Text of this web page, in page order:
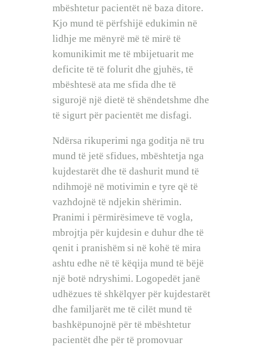
mbështetur pacientët në baza ditore.
Kjo mund të përfshijë edukimin në
lidhje me mënyrë më të mirë të
komunikimit me të mbijetuarit me
deficite të të folurit dhe gjuhës, të
mbështesë ata me sfida dhe të
sigurojë një dietë të shëndetshme dhe
të sigurt për pacientët me disfagi.
Ndërsa rikuperimi nga goditja në tru
mund të jetë sfidues, mbështetja nga
kujdestarët dhe të dashurit mund të
ndihmojë në motivimin e tyre që të
vazhdojnë të ndjekin shërimin.
Pranimi i përmirësimeve të vogla,
mbrojtja për kujdesin e duhur dhe të
qenit i pranishëm si në kohë të mira
ashtu edhe në të këqija mund të bëjë
një botë ndryshimi. Logopedët janë
udhëzues të shkëlqyer për kujdestarët
dhe familjarët me të cilët mund të
bashkëpunojnë për të mbështetur
pacientët dhe për të promovuar